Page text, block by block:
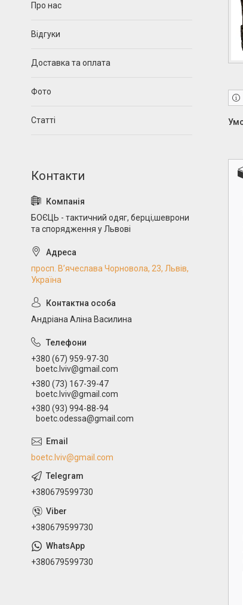
Про нас
Відгуки
Доставка та оплата
Фото
Статті
БОЄЦЬ - тактичний одяг, берці,шеврони
та спорядження у Львові
просп. В’ячеслава Чорновола, 23, Львів,
Україна
Андріана Аліна Василина
+380 (67) 959-97-30
boetc.lviv@gmail.com
+380 (73) 167-39-47
boetc.lviv@gmail.com
+380 (93) 994-88-94
boetc.odessa@gmail.com
boetc.lviv@gmail.com
+380679599730
+380679599730
+380679599730